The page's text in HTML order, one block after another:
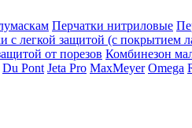
Перчатки нитриловые
с легкой защитой (с покрытием
от порезов Комбинезон
Du Pont Jeta Pro MaxMeyer Omega